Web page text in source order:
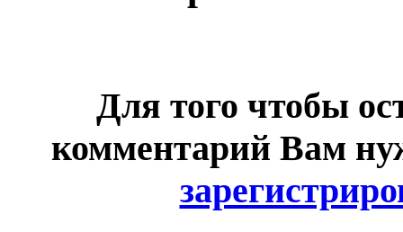
Для того чтобы
комментарий Вам